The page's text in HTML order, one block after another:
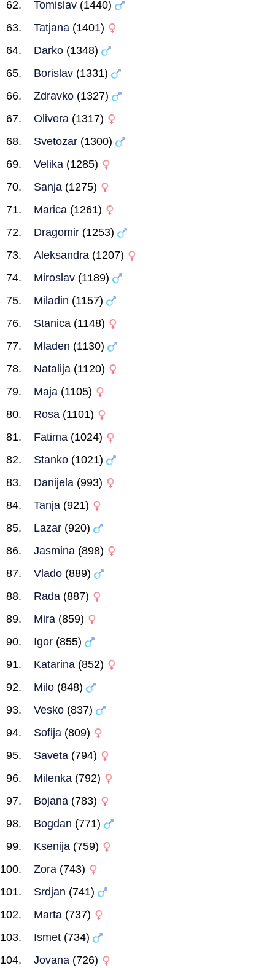
Tomislav (1440)
Tatjana (1401)
Darko (1348)
Borislav (1331)
Zdravko (1327)
Olivera (1317)
Svetozar (1300)
Velika (1285)
Sanja (1275)
Marica (1261)
Dragomir (1253)
Aleksandra (1207)
Miroslav (1189)
Miladin (1157)
Stanica (1148)
Mladen (1130)
Natalija (1120)
Maja (1105)
Rosa (1101)
Fatima (1024)
Stanko (1021)
Danijela (993)
Tanja (921)
Lazar (920)
Jasmina (898)
Vlado (889)
Rada (887)
Mira (859)
Igor (855)
Katarina (852)
Milo (848)
Vesko (837)
Sofija (809)
Saveta (794)
Milenka (792)
Bojana (783)
Bogdan (771)
Ksenija (759)
Zora (743)
Srdjan (741)
Marta (737)
Ismet (734)
Jovana (726)